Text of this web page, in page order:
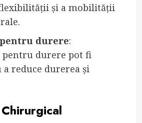
și a mobilității
durere:
pentru durere pot fi
reduce durerea și